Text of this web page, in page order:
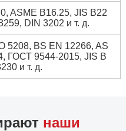
ASME B16.25, JIS B22
DIN 3202 и т. д.
5208, BS EN 12266, AS
ГОСТ 9544-2015, JIS B
и т. д.
наши